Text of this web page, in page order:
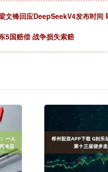
文锋回应DeepSeekV4发布时间
5国赔偿 战争损失索赔